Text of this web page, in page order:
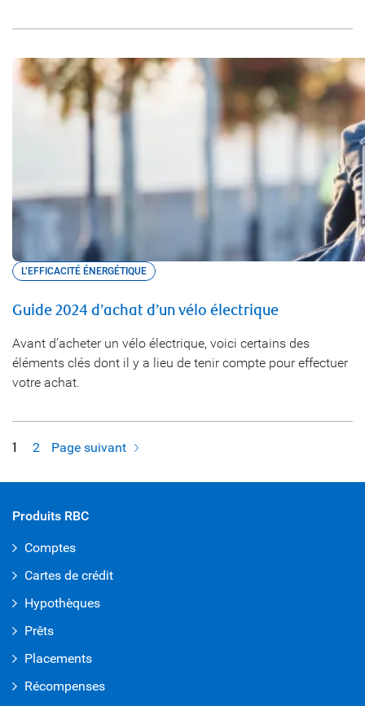
L’EFFICACITÉ ÉNERGÉTIQUE
Guide 2024 d’achat d’un vélo électrique
Avant d’acheter un vélo électrique, voici certains des
éléments clés dont il y a lieu de tenir compte pour effectuer
votre achat.
1 2 Page suivant
Produits RBC
Comptes
Cartes de crédit
Hypothèques
Prêts
Placements
Récompenses